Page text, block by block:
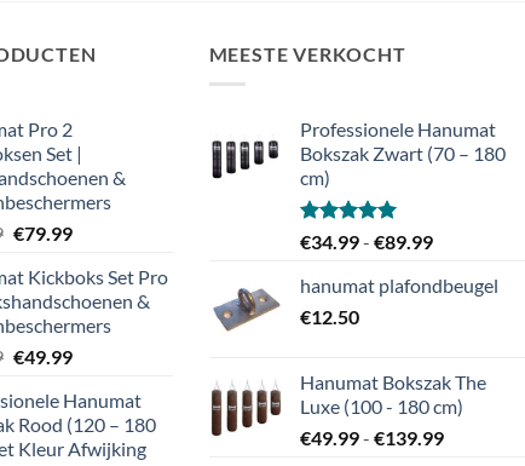
Pro 2
Set |
&
Oorspronkelijke
was:
€84.99.
€79.99Huidige
is:
€79.99.
Kickboks Set Pro
&
Oorspronkelijke
was:
€54.99.
€49.99Huidige
is:
€49.99.
Hanumat
Rood (120 – 180
Kleur Afwijking
MEESTE VERKOCHT
Professionele Hanumat
Bokszak Zwart (70 – 180
cm)
Gewaardeerd
€34.99- €89.99Prijsklasse:
tot
hanumat plafondbeugel
€12.50
Hanumat Bokszak The
Luxe (100 - 180 cm)
€49.99- €139.99Prijsklasse: